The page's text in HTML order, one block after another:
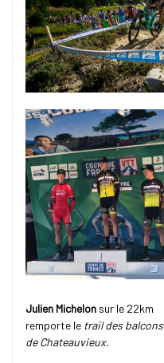
Julien Michelon sur le 22km
remporte le trail des balcons
de Chateauvieux.